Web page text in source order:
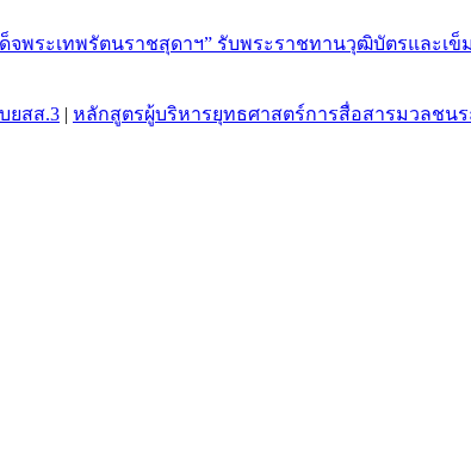
บยสส.3 | หลักสูตรผู้บริหารยุทธศาสตร์การสื่อสารมวลชนร